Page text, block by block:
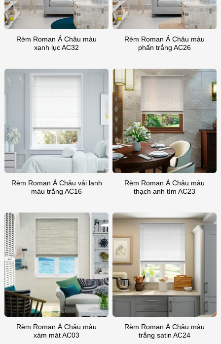
Rèm Roman Á Châu màu
xanh lục AC32
Rèm Roman Á Châu màu
phấn trắng AC26
Rèm Roman Á Châu vải lanh
màu trắng AC16
Rèm Roman Á Châu màu
thạch anh tím AC23
Rèm Roman Á Châu màu
xám mát AC03
Rèm Roman Á Châu màu
trắng satin AC24